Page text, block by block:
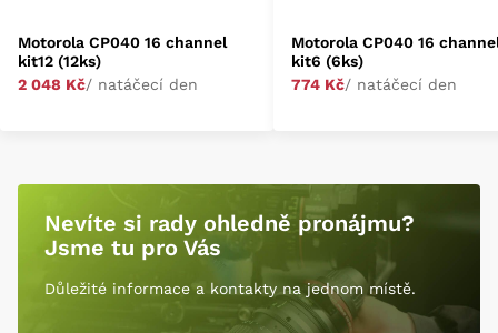
Motorola CP040 16 channel
kit12 (12ks)
2 048 Kč/ natáčecí den
Motorola CP040 16
kit6 (6ks)
774 Kč/ natáčecí den
Nevíte si rady ohledně pronájmu?
Jsme tu pro Vás
Důležité informace a kontakty na jednom místě.